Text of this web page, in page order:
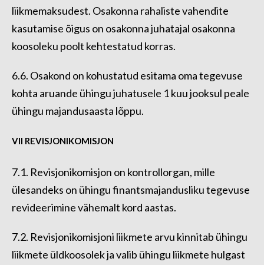
liikmemaksudest. Osakonna rahaliste vahendite
kasutamise õigus on osakonna juhatajal osakonna
koosoleku poolt kehtestatud korras.
6.6. Osakond on kohustatud esitama oma tegevuse
kohta aruande ühingu juhatusele 1 kuu jooksul peale
ühingu majandusaasta lõppu.
VII REVISJONIKOMISJON
7.1. Revisjonikomisjon on kontrollorgan, mille
ülesandeks on ühingu finantsmajandusliku tegevuse
revideerimine vähemalt kord aastas.
7.2. Revisjonikomisjoni liikmete arvu kinnitab ühingu
liikmete üldkoosolek ja valib ühingu liikmete hulgast